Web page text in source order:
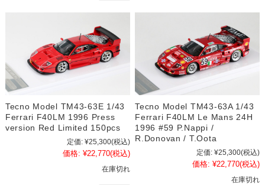
Tecno Model TM43-63E 1/43
Ferrari F40LM 1996 Press
version Red Limited 150pcs
定価: ¥25,300(税込)
価格: ¥22,770(税込)
在庫切れ
Tecno Model TM43-63A 1/43
Ferrari F40LM Le Mans 24H
1996 #59 P.Nappi /
R.Donovan / T.Oota
定価: ¥25,300(税込)
価格: ¥22,770(税込)
在庫切れ